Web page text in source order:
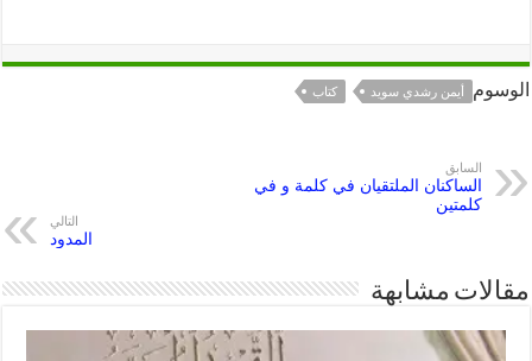
الوسوم أيمن رشدي سويد كتاب
السابق
الساكنان الملتقيان في كلمة و في
كلمتين
التالي
المدود
مقالات مشابهة